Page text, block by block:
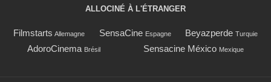
ALLOCINÉ À L'ÉTRANGER
Filmstarts Allemagne SensaCine Espagne Beyazperde Turquie
AdoroCinema Brésil Sensacine México Mexique